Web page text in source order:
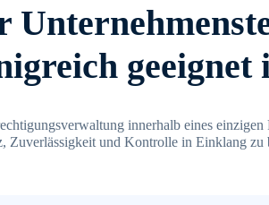
geeignet
innerhalb eines einzigen
Zuverlässigkeit und Kontrolle in Einklang zu